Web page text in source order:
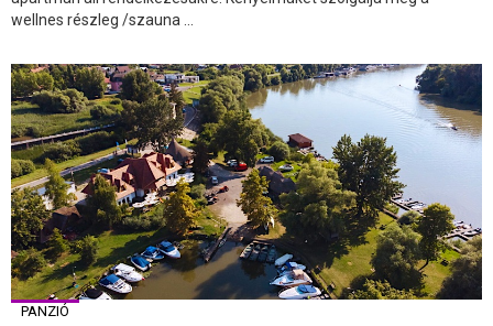
wellnes részleg /szauna ...
PANZIÓ